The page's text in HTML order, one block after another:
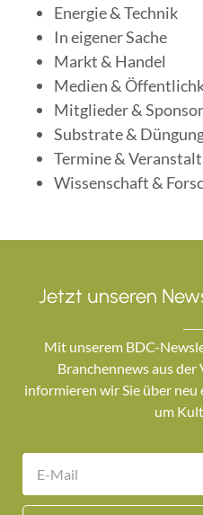
Energie & Technik
In eigener Sache
Markt & Handel
Medien &
Mitglieder &
Substrate &
Termine &
Wissenschaft &
Jetzt unseren
Mit unserem BDC-
Branchennews aus
informieren wir Sie über
um